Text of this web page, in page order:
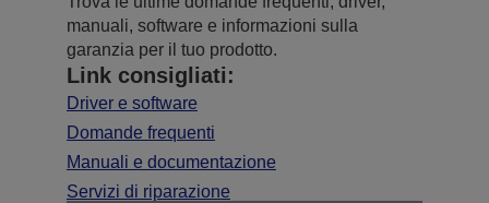
manuali, software e informazioni sulla
garanzia per il tuo prodotto.
Link consigliati:
Driver e software
Domande frequenti
Manuali e documentazione
Servizi di riparazione